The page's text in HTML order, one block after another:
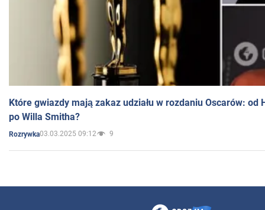
Które gwiazdy mają zakaz udziału w rozdaniu Oscarów: od
po Willa Smitha?
Rozrywka03.03.2025 09:12 9